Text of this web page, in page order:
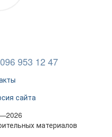
096 953 12 47
сайта
материалов